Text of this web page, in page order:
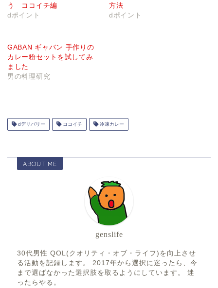
う ココイチ編
dポイント
方法
dポイント
GABAN ギャバン 手作りの
カレー粉セットを試してみ
ました
男の料理研究
dデリバリー ココイチ 冷凍カレー
ABOUT ME
genslife
30代男性 QOL(クオリティ・オブ・ライフ)を向上させ
る活動を記録します。 2017年から選択に迷ったら、今
まで選ばなかった選択肢を取るようにしています。 迷
ったらやる。